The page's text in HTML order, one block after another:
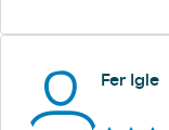
Fer Igle